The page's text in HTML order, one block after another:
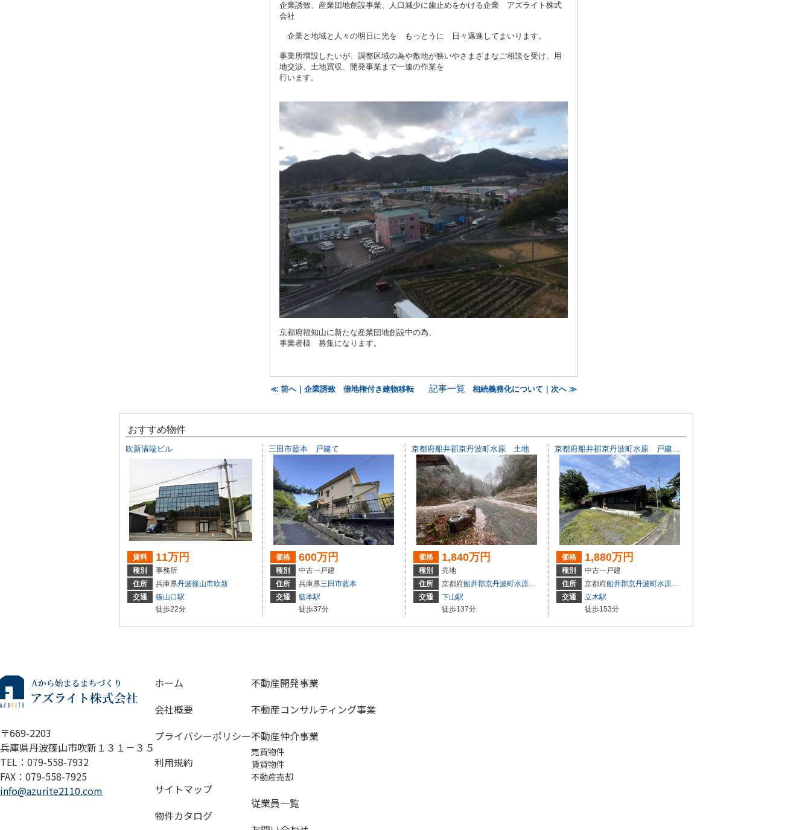
企業誘致、産業団地創設事業、人口減少に歯止めをかける企業 アズライト株式
会社
企業と地域と人々の明日に光を もっとうに 日々邁進してまいります。
事業所増設したいが、調整区域の為や敷地が狭いやさまざまなご相談を受け、用
地交渉、土地買収、開発事業まで一連の作業を
行います。
京都府福知山に新たな産業団地創設中の為、
事業者様 募集になります。
≪ 前へ｜企業誘致 借地権付き建物移転 記事一覧 相続義務化について｜次へ ≫
おすすめ物件
吹新溝端ビル
賃料 11万円
種別
事務所
住所
兵庫県丹波篠山市吹新
交通
篠山口駅
徒歩22分
三田市藍本 戸建て
価格 600万円
種別
中古一戸建
住所
兵庫県三田市藍本
交通
藍本駅
徒歩37分
京都府船井郡京丹波町水原 土地
価格 1,840万円
種別
売地
住所
京都府船井郡京丹波町水原 サケ石
交通
下山駅
徒歩137分
価格 1,880万円
種別
中古一戸建
住所
京都府船井郡京丹波町水原
交通
立木駅
徒歩153分
〒669-2203
兵庫県丹波篠山市吹新１３１－３５
TEL：079-558-7932
FAX：079-558-7925
info@azurite2110.com
ホーム
会社概要
プライバシーポリシー
利用規約
サイトマップ
物件カタログ
不動産開発事業
不動産コンサルティング事業
不動産仲介事業
売買物件
賃貸物件
不動産売却
従業員一覧